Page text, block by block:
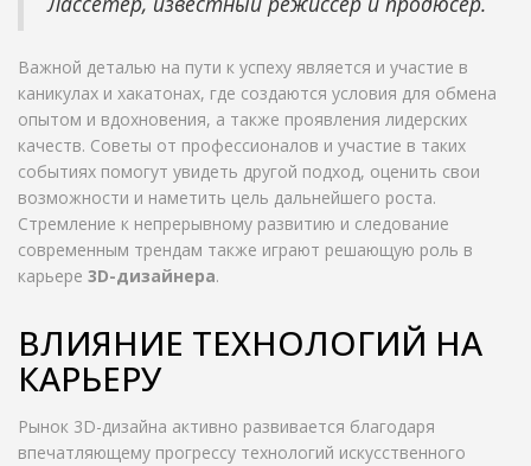
Важной деталью на пути к успеху является и участие в
каникулах и хакатонах, где создаются условия для обмена
опытом и вдохновения, а также проявления лидерских
качеств. Советы от профессионалов и участие в таких
событиях помогут увидеть другой подход, оценить свои
возможности и наметить цель дальнейшего роста.
Стремление к непрерывному развитию и следование
современным трендам также играют решающую роль в
карьере 3D-дизайнера.
ВЛИЯНИЕ ТЕХНОЛОГИЙ НА
КАРЬЕРУ
Рынок 3D-дизайна активно развивается благодаря
впечатляющему прогрессу технологий искусственного